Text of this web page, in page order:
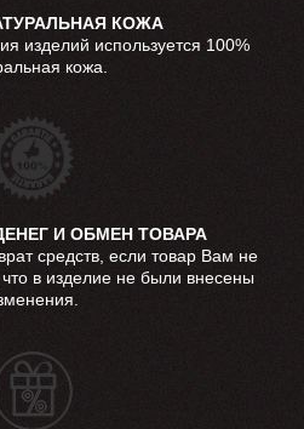
КОЖА
изделий используется 100%
кожа.
И ОБМЕН ТОВАРА
средств, если товар Вам не
в изделие не были внесены